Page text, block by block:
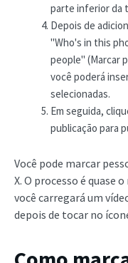
parte inferior da
Depois de
"Who's in this
people" (Marcar
você poderá
selecionadas.
Em seguida,
publicação para
Você pode marcar
X. O processo é quase
você carregará um
depois de tocar no